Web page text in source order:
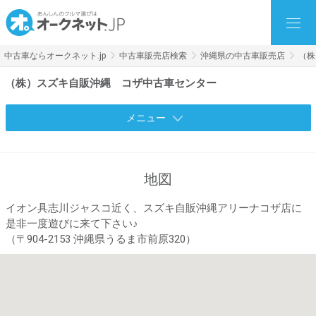
中古車ならオークネット.jp 中古車販売店検索 沖縄県の中古車販売店 （
（株）スズキ自販沖縄 コザ中古車センター
メニュー
地図
イオン具志川ジャスコ近く、スズキ自販沖縄アリーナコザ店に
是非一度遊びに来て下さい♪
（〒904-2153 沖縄県うるま市前原320）